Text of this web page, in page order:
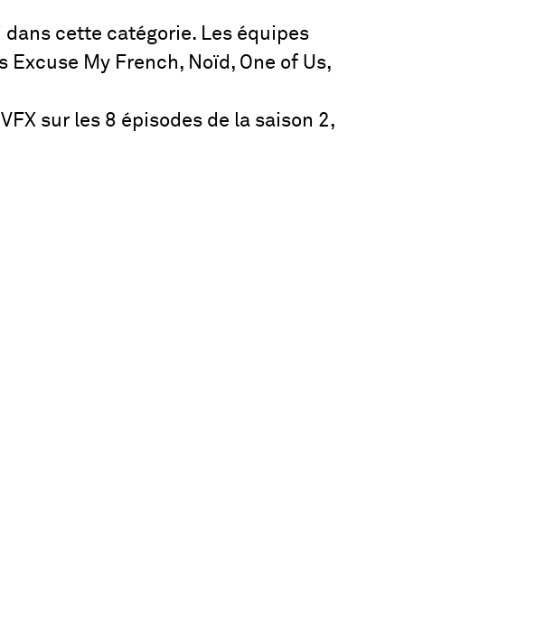
dans cette catégorie. Les équipes
My French, Noïd, One of Us,
sur les 8 épisodes de la saison 2,